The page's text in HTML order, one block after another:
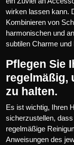
wirken lassen kann.
Kombinieren von
harmonischen und
subtilen Charme
Pflegen Sie
regelmäßig,
zu halten.
Es ist wichtig, Ihren
sicherzustellen,
regelmäßige
Anweisungen des